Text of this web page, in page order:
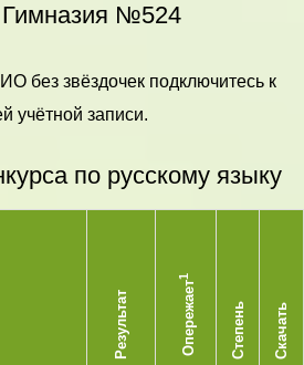
№524
без звёздочек подключитесь к
учётной записи.
по русскому языку
Результат Опережает
1
Степень Скачать